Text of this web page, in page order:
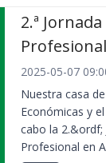
2.ª
2025-05-07
Nuestra casa
Económicas y
cabo la 2.&ordf;
Profesional en